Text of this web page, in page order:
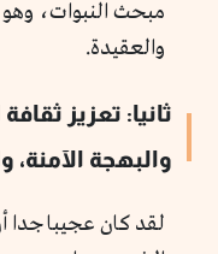
مبحث النبوات،
والعقيدة.
ثانيا: تعزيز
والبهجة
لقد كان عجيبا